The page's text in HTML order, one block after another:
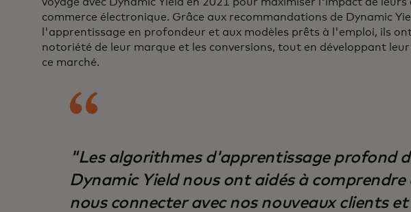
commerce électronique. Grâce aux recommandations de Dynamic
l'apprentissage en profondeur et aux modèles prêts à l'emploi, ils
notoriété de leur marque et les conversions, tout en développant
ce marché.
"Les algorithmes d'apprentissage profond
Dynamic Yield nous ont aidés à comprendre
nous connecter avec nos nouveaux clients